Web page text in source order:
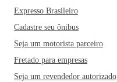
Expresso Brasileiro
Cadastre seu ônibus
Seja um motorista parceiro
Fretado para empresas
Seja um revendedor autorizado